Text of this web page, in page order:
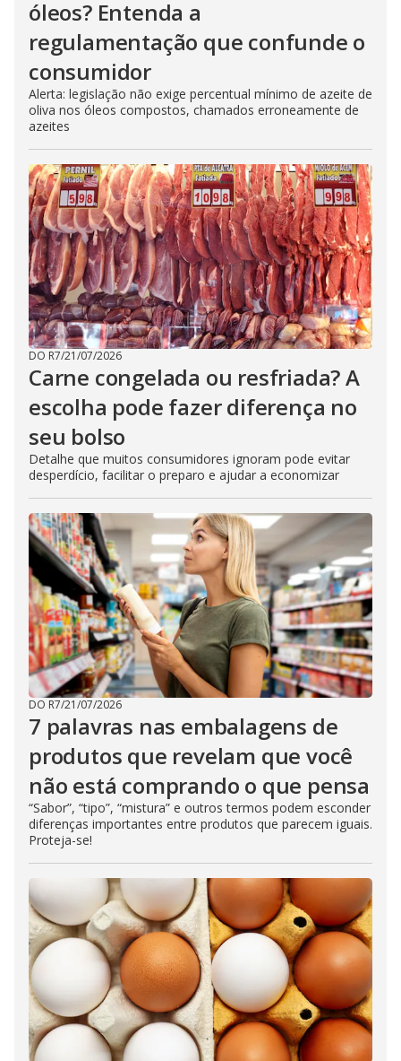
óleos? Entenda a
regulamentação que confunde o
consumidor
Alerta: legislação não exige percentual mínimo de azeite de
oliva nos óleos compostos, chamados erroneamente de
azeites
DO R7/21/07/2026
Carne congelada ou resfriada? A
escolha pode fazer diferença no
seu bolso
Detalhe que muitos consumidores ignoram pode evitar
desperdício, facilitar o preparo e ajudar a economizar
DO R7/21/07/2026
7 palavras nas embalagens de
produtos que revelam que você
não está comprando o que pensa
“Sabor”, “tipo”, “mistura” e outros termos podem esconder
diferenças importantes entre produtos que parecem iguais.
Proteja-se!